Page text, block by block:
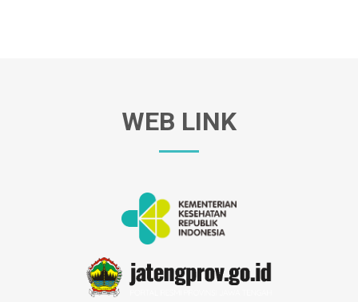
WEB LINK